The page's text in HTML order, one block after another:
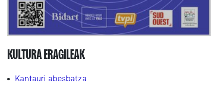
KULTURA ERAGILEAK
Kantauri abesbatza